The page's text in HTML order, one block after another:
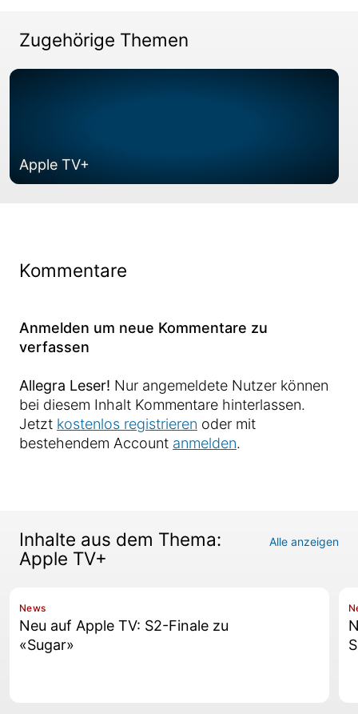
Zugehörige Themen
Apple TV+
Kommentare
Anmelden um neue Kommentare zu
verfassen
Allegra Leser! Nur angemeldete Nutzer können
bei diesem Inhalt Kommentare hinterlassen.
Jetzt kostenlos registrieren oder mit
bestehendem Account anmelden.
Inhalte aus dem Thema:
Apple TV+
Alle anzeigen
News
Neu auf Apple TV: S2-Finale zu
«Sugar»